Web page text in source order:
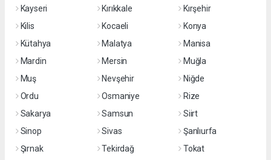
Kayseri
Kırıkkale
Kırşehir
Kilis
Kocaeli
Konya
Kütahya
Malatya
Manisa
Mardin
Mersin
Muğla
Muş
Nevşehir
Niğde
Ordu
Osmaniye
Rize
Sakarya
Samsun
Siirt
Sinop
Sivas
Şanlıurfa
Şırnak
Tekirdağ
Tokat